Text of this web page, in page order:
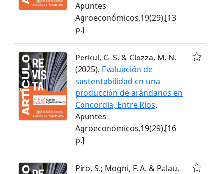
Apuntes
Agroeconómicos,19(29),[13
p.]
Perkul, G. S. & Clozza, M. N.
(2025). Evaluación de
sustentabilidad en una
producción de arándanos en
Concordia, Entre Ríos.
Apuntes
Agroeconómicos,19(29),[16
p.]
Piro, S.; Mogni, F. A. & Palau,